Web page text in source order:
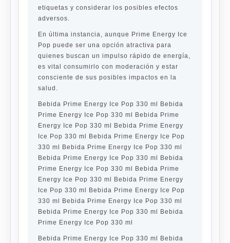
etiquetas y considerar los posibles efectos
adversos.
En última instancia, aunque Prime Energy Ice
Pop puede ser una opción atractiva para
quienes buscan un impulso rápido de energía,
es vital consumirlo con moderación y estar
consciente de sus posibles impactos en la
salud.
Bebida Prime Energy Ice Pop 330 ml Bebida
Prime Energy Ice Pop 330 ml Bebida Prime
Energy Ice Pop 330 ml Bebida Prime Energy
Ice Pop 330 ml Bebida Prime Energy Ice Pop
330 ml Bebida Prime Energy Ice Pop 330 ml
Bebida Prime Energy Ice Pop 330 ml Bebida
Prime Energy Ice Pop 330 ml Bebida Prime
Energy Ice Pop 330 ml Bebida Prime Energy
Ice Pop 330 ml Bebida Prime Energy Ice Pop
330 ml Bebida Prime Energy Ice Pop 330 ml
Bebida Prime Energy Ice Pop 330 ml Bebida
Prime Energy Ice Pop 330 ml
Bebida Prime Energy Ice Pop 330 ml Bebida